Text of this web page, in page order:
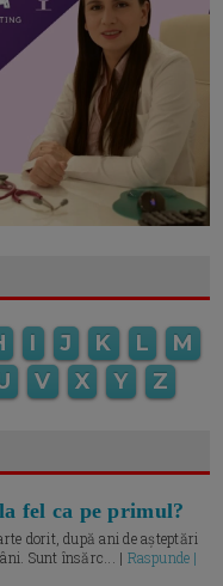
I J K L
M
V X Y Z
fel ca pe primul?
dorit, după ani de așteptări
Sunt însărc... | Raspunde |